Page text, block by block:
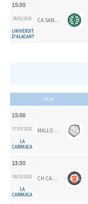
15:30
28/02/2026
UNIVERSITAT
D'ALACANT
CA SAN VICENTE
LOCAL
15:00
07/03/2026
LA
CARRASCA
MALLORCA CH
13:30
08/03/2026
LA
CARRASCA
CH CARPESA